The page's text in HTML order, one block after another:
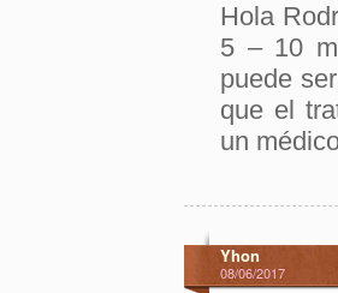
Hola
5 – 10
puede
que el
un
Yhon
08/06/2017